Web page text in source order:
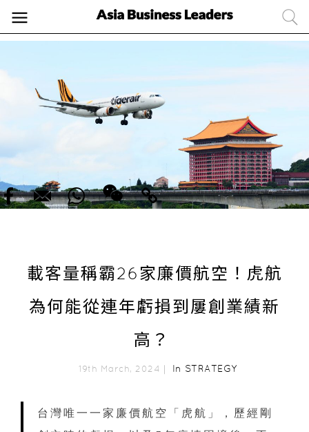
載客量稱霸26家廉價航空！虎航
為何能從連年虧損到屢創業績新
高？
19th March, 2024｜ In STRATEGY
台灣唯一一家廉價航空「虎航」，歷經剛